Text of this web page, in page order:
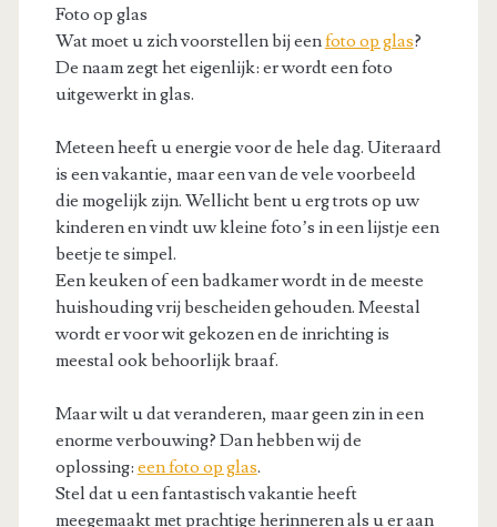
Foto op glas
Wat moet u zich voorstellen bij eenfoto op glas?
De naam zegt het eigenlijk: er wordt een foto
uitgewerkt in glas.
Meteen heeft u energie voor de hele dag. Uiteraard
is een vakantie, maar een van de vele voorbeeld
die mogelijk zijn. Wellicht bent u erg trots op uw
kinderen en vindt uw kleine foto’s in een lijstje een
beetje te simpel.
Een keuken of een badkamer wordt in de meeste
huishouding vrij bescheiden gehouden. Meestal
wordt er voor wit gekozen en de inrichting is
meestal ook behoorlijk braaf.
Maar wilt u dat veranderen, maar geen zin in een
enorme verbouwing? Dan hebben wij de
oplossing: een foto op glas.
Stel dat u een fantastisch vakantie heeft
meegemaakt met prachtige herinneren als u er aan